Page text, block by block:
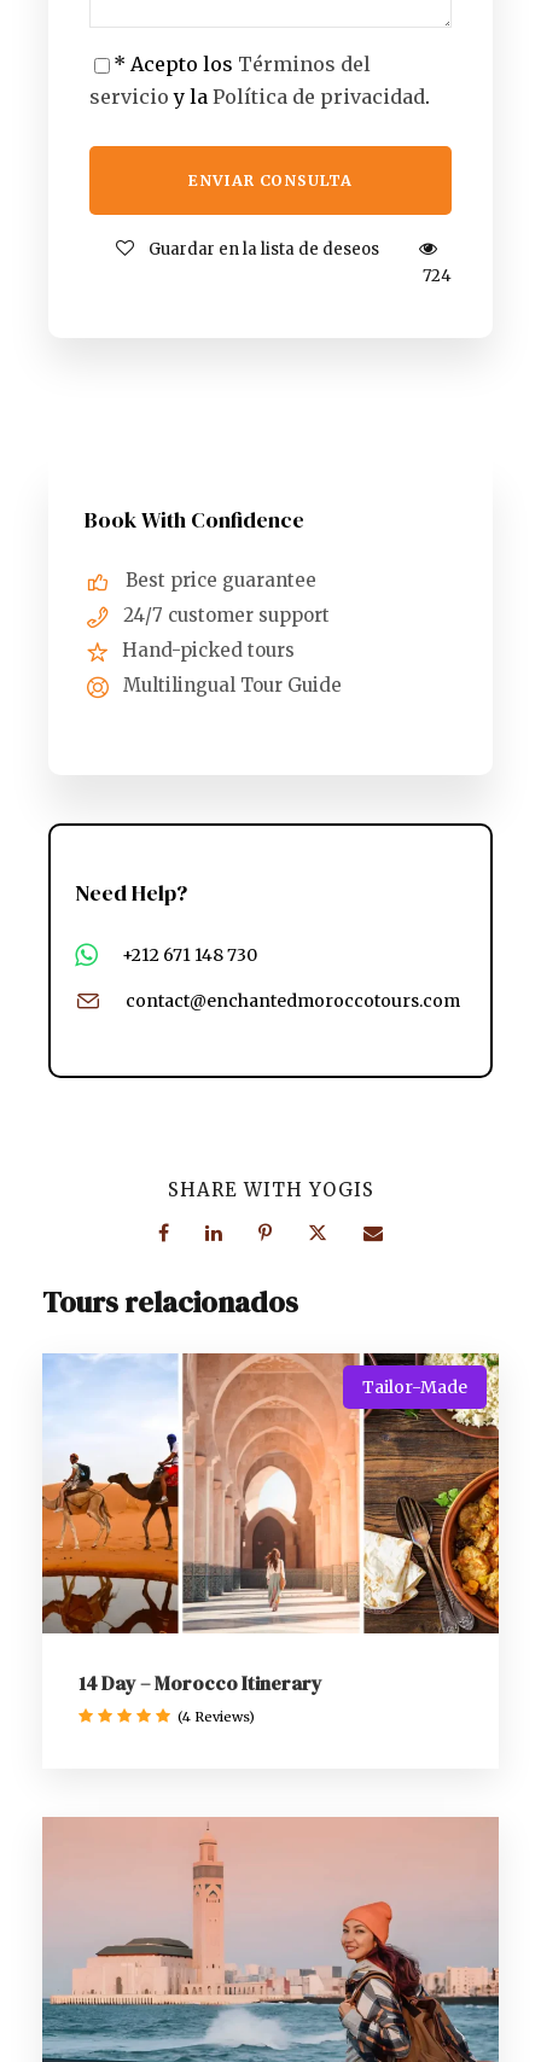
* Acepto los Términos del
servicio y la Política de privacidad.
Guardar en la lista de deseos
724
Book With Confidence
Best price guarantee
24/7 customer support
Hand-picked tours
Multilingual Tour Guide
Need Help?
+212 671 148 730
contact@enchantedmoroccotours.com
SHARE WITH YOGIS
Tours relacionados
Tailor-Made
14 Day – Morocco Itinerary
(4 Reviews)